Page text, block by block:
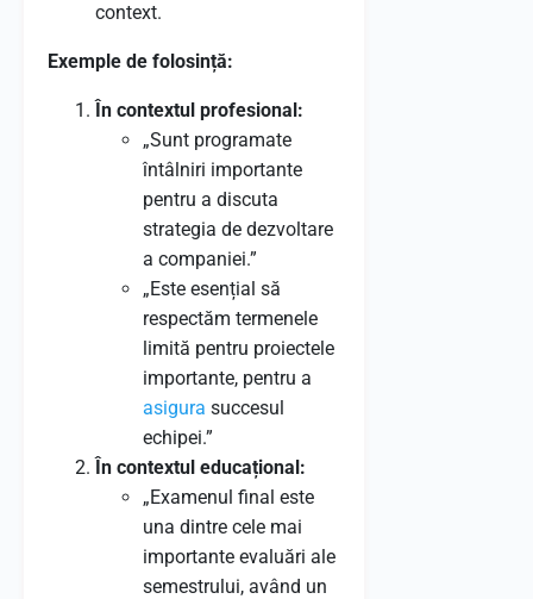
context.
Exemple de folosință:
În contextul profesional:
„Sunt programate
întâlniri importante
pentru a discuta
strategia de dezvoltare
a companiei.”
„Este esențial să
respectăm termenele
limită pentru proiectele
importante, pentru a
asigura succesul
echipei.”
În contextul educațional:
„Examenul final este
una dintre cele mai
importante evaluări ale
semestrului, având un